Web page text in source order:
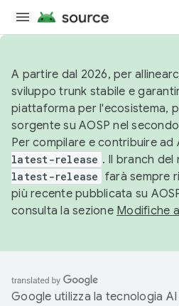
A partire dal 2026, per
sviluppo trunk stabile e
piattaforma per l'ecosistema,
sorgente su AOSP nel
Per compilare e contribuire ad
latest-release . Il branch del
latest-release farà sempre
più recente pubblicata su
consulta la sezione Modifiche
Google utilizza la tecnologia